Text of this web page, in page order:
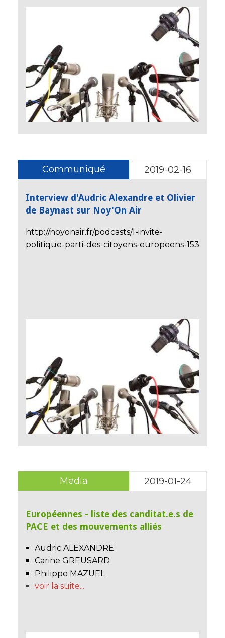
Communiqué 2019-02-16
Interview d'Audric Alexandre et Olivier
de Baynast sur Noy'On Air
http://noyonair.fr/podcasts/l-invite-
politique-parti-des-citoyens-europeens-153
Media 2019-01-24
Européennes - liste des canditat.e.s de
PACE et des mouvements alliés
Audric ALEXANDRE
Carine GREUSARD
Philippe MAZUEL
voir la suite...